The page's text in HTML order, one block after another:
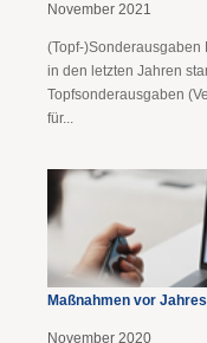
November 2021
(Topf-
in den letzten Jahren
Topfsonderausgaben
für...
Maßnahmen vor
November 2020